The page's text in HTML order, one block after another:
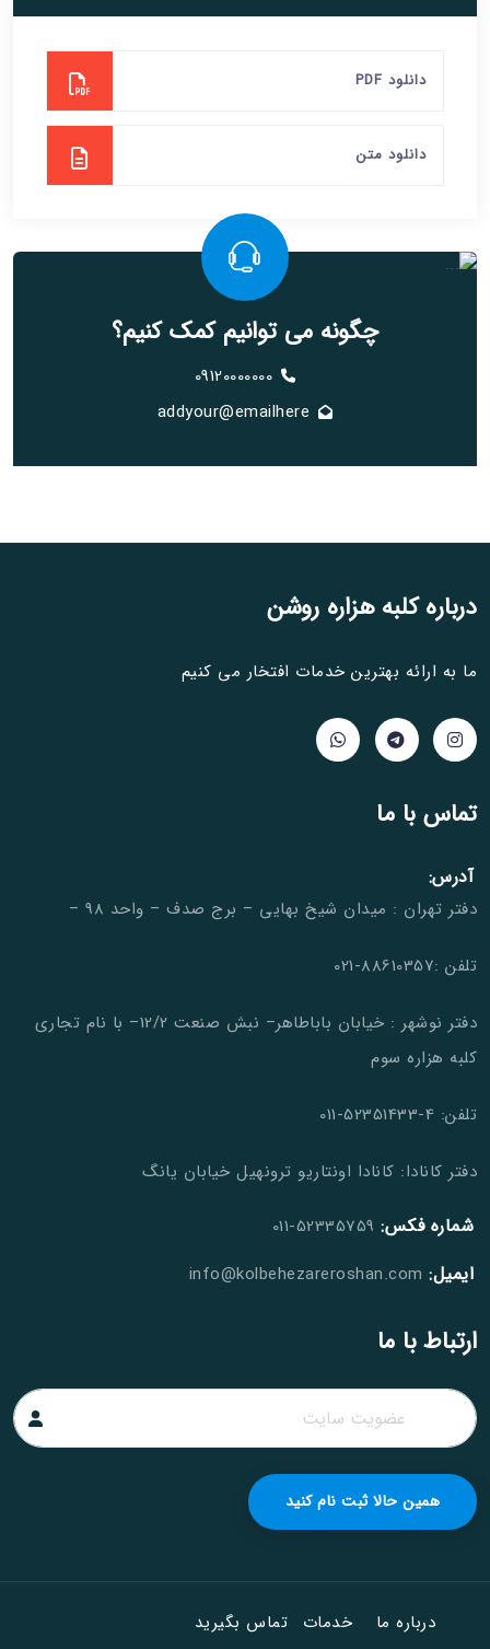
دانلود PDF
دانلود متن
چگونه می توانیم کمک کنیم؟
09120000000
addyour@emailhere
درباره کلبه هزاره روشن
ما به ارائه بهترین خدمات افتخار می کنیم
تماس با ما
آدرس:
دفتر تهران : میدان شیخ بهایی – برج صدف – واحد 98 –
تلفن :88610357-021
دفتر نوشهر : خیابان باباطاهر– نبش صنعت 12/2– با نام تجاری
کلبه هزاره سوم
تلفن: 4-52351433-011
دفتر کانادا: کانادا اونتاریو ترونهیل خیابان یانگ
شماره فکس: 52335759-011
ایمیل: info@kolbehezareroshan.com
ارتباط با ما
همین حالا ثبت نام کنید
درباره ما خدمات تماس بگیرید